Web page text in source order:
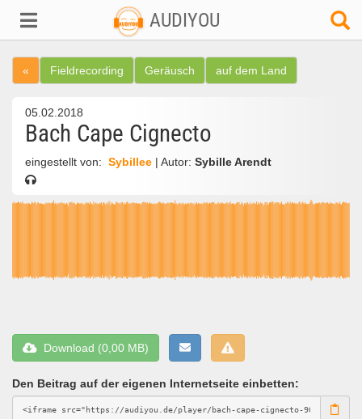
AUDIYOU
« Fieldrecording Geräusch auf dem Land
05.02.2018
Bach Cape Cignecto
eingestellt von: Sybillee | Autor: Sybille Arendt
Download (0,00 MB)
Den Beitrag auf der eigenen Internetseite einbetten: